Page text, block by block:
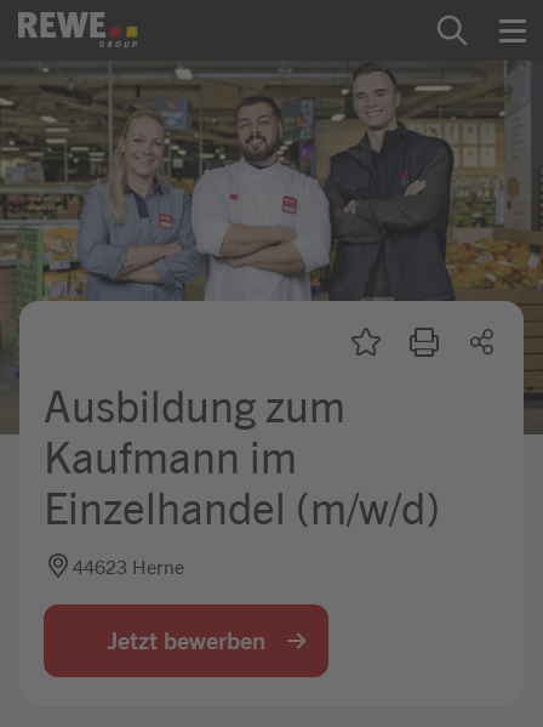
Zum Inhalt springen
Startseite
REWE Group als Arbeitgeber
Ausbildung & Studium
Praktikum & Werkstudium
Mein Kandidat:innenprofil
Ausbildung zum
Kaufmann im
Einzelhandel (m/w/d)
44623 Herne
Jetzt bewerben